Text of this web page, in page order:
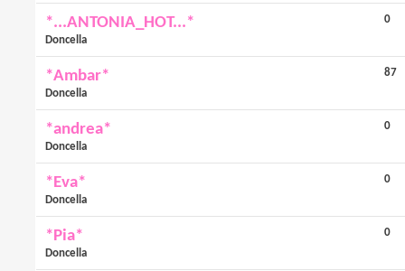
*...ANTONIA_HOT...*
Doncella
0
*Ambar*
Doncella
87
*andrea*
Doncella
0
*Eva*
Doncella
0
*Pia*
Doncella
0